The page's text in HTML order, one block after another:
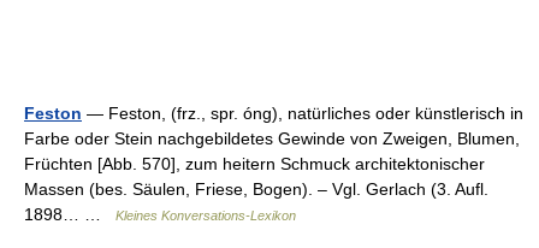
Feston — Feston, (frz., spr. óng), natürliches oder künstlerisch in
Farbe oder Stein nachgebildetes Gewinde von Zweigen, Blumen,
Früchten [Abb. 570], zum heitern Schmuck architektonischer
Massen (bes. Säulen, Friese, Bogen). – Vgl. Gerlach (3. Aufl.
1898… …
Kleines Konversations-Lexikon